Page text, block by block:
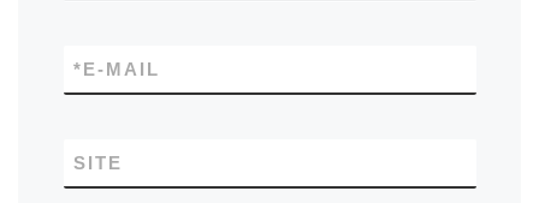
E-MAIL
*
SITE